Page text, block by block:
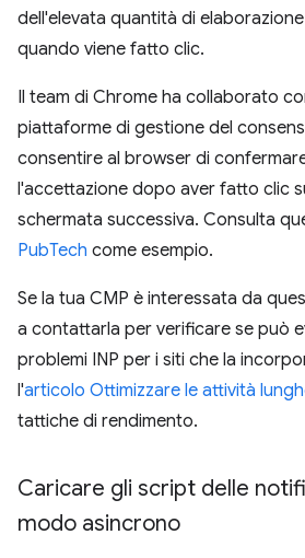
dell'elevata quantità di
quando viene fatto clic.
Il team di Chrome ha collaborato
piattaforme di gestione del
consentire al browser di
l'accettazione dopo aver fatto clic
schermata successiva. Consulta
PubTech come esempio.
Se la tua CMP è interessata da
a contattarla per verificare se può
problemi INP per i siti che la
l'articolo Ottimizzare le attività
tattiche di rendimento.
Caricare gli script delle
modo asincrono